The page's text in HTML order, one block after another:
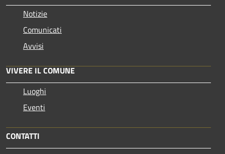
Notizie
Comunicati
Avvisi
VIVERE IL COMUNE
Luoghi
Eventi
CONTATTI